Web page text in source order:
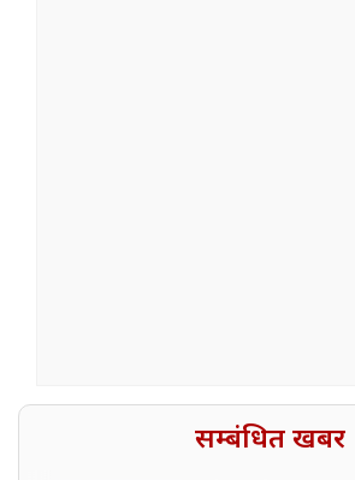
सम्बंधित खबर